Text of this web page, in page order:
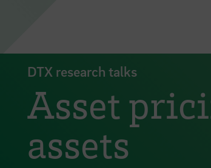
DTX research talks
Asset
assets